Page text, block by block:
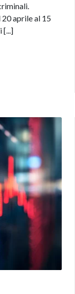
20 aprile al 15
[...]